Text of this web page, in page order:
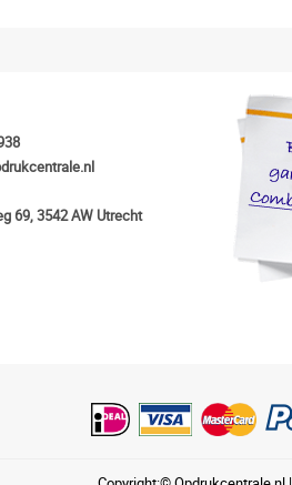
69, 3542 AW Utrecht